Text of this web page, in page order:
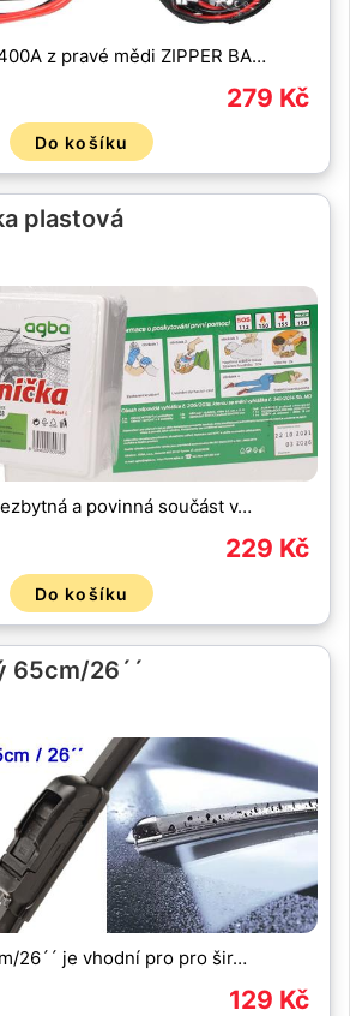
z pravé mědi ZIPPER BA…
279 Kč
Do košíku
plastová
a povinná součást v…
229 Kč
Do košíku
65cm/26´´
26´´ je vhodní pro pro šir…
129 Kč